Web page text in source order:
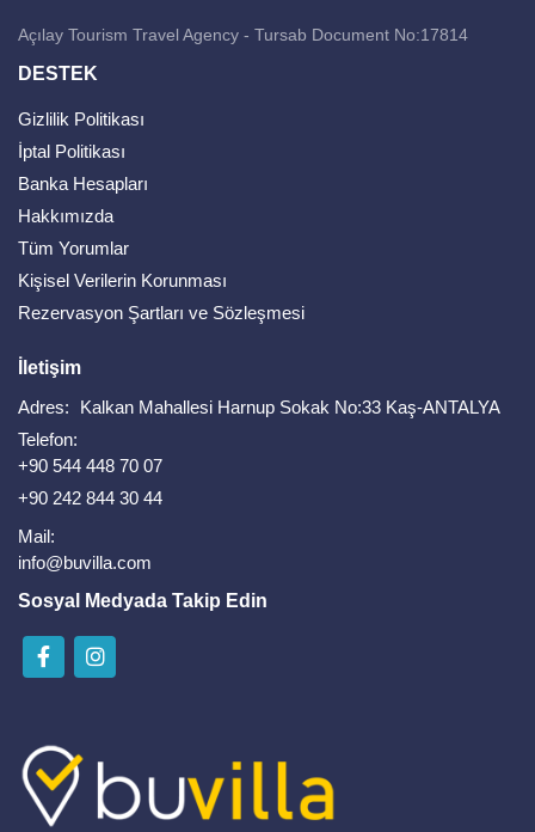
Açılay Tourism Travel Agency - Tursab Document No:17814
DESTEK
Gizlilik Politikası
İptal Politikası
Banka Hesapları
Hakkımızda
Tüm Yorumlar
Kişisel Verilerin Korunması
Rezervasyon Şartları ve Sözleşmesi
İletişim
Adres:
Kalkan Mahallesi Harnup Sokak No:33 Kaş-ANTALYA
Telefon:
+90 544 448 70 07
+90 242 844 30 44
Mail:
info@buvilla.com
Sosyal Medyada Takip Edin